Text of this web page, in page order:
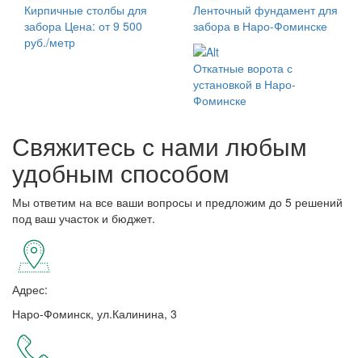
Кирпичные столбы для
забора Цена: от 9 500
руб./метр
Ленточный фундамент для
забора в Наро-Фоминске
Откатные ворота с
установкой в Наро-
Фоминске
Свяжитесь с нами любым
удобным способом
Мы ответим на все ваши вопросы и предложим до 5 решений
под ваш участок и бюджет.
Адрес:
Наро-Фоминск, ул.Калинина, 3